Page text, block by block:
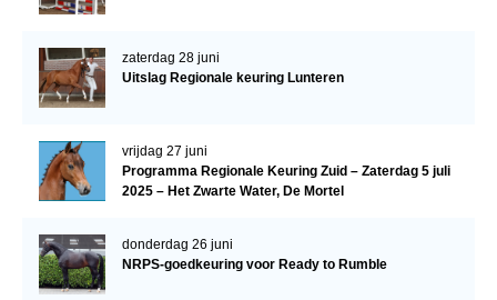
zaterdag 28 juni
Uitslag Regionale keuring Lunteren
vrijdag 27 juni
Programma Regionale Keuring Zuid – Zaterdag 5 juli
2025 – Het Zwarte Water, De Mortel
donderdag 26 juni
NRPS-goedkeuring voor Ready to Rumble